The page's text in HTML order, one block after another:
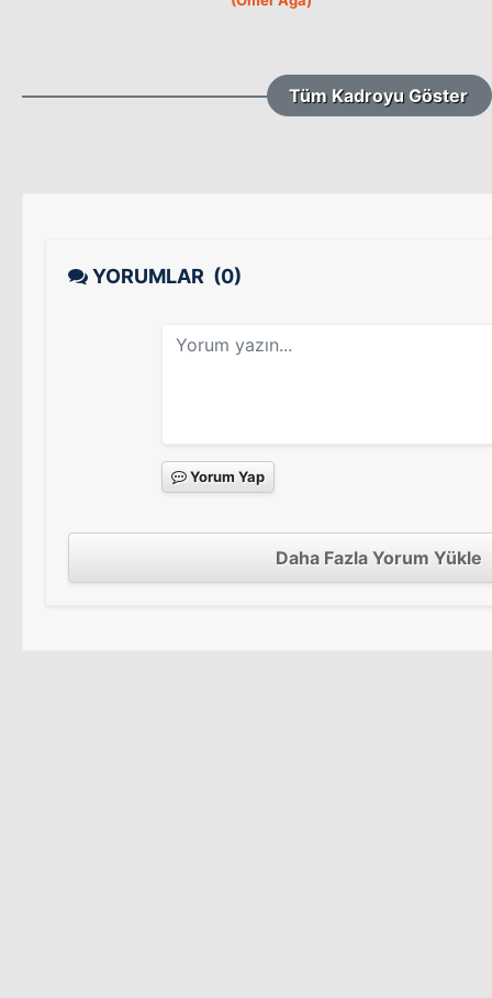
Tüm Kadroyu Göster
YORUMLAR (0)
Yorum Yap
Daha Fazla Yorum Yükle